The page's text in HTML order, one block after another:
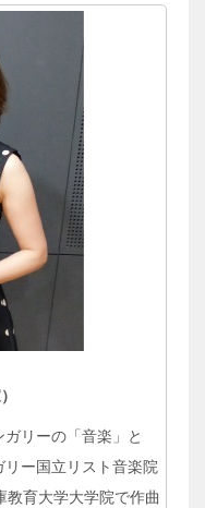
リーの「音楽」と
リー国立リスト音楽院
育大学大学院で作曲